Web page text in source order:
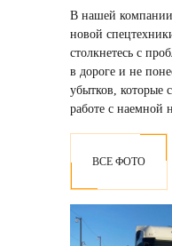
В нашей компании
новой
столкнетесь с
в дороге и не
убытков, которые
работе с наемной
ВСЕ ФОТО